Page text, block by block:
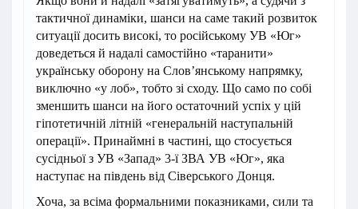
тактичної динаміки, шанси на саме такий розвиток
ситуації досить високі, то російському УВ «Юг»
доведеться й надалі самостійно «таранити»
українську оборону на Слов’янському напрямку,
виключно «у лоб», тобто зі сходу. Що само по собі
зменшить шанси на його остаточний успіх у цій
гіпотетичній літній «генеральній наступальній
операції». Принаймні в частині, що стосується
сусідньої з УВ «Запад» 3-ї ЗВА УВ «Юг», яка
наступає на південь від Сіверського Донця.
Хоча, за всіма формальними показниками, сили та